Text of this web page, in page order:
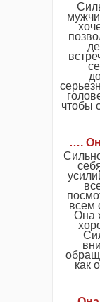
чтобы
….
всем
Она
как